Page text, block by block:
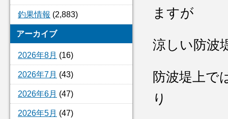
釣果情報 (2,883)
アーカイブ
2026年8月 (16)
2026年7月 (43)
2026年6月 (47)
2026年5月 (47)
ますが
涼しい防波
防波堤上で
り